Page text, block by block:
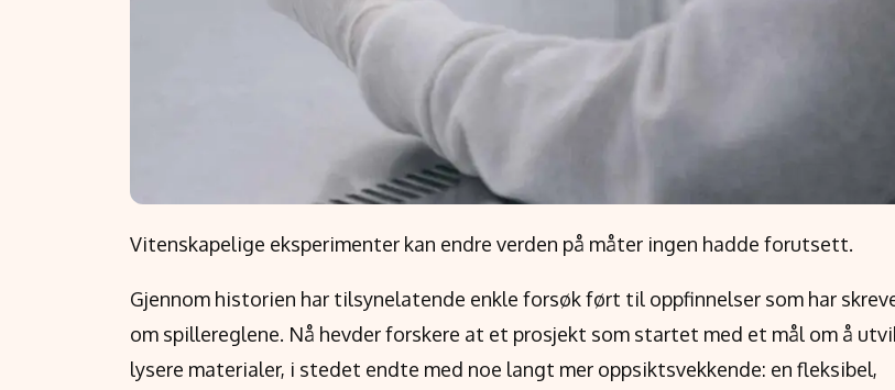
Vitenskapelige eksperimenter kan endre verden på måter ingen hadde forutsett.
Gjennom historien har tilsynelatende enkle forsøk ført til oppfinnelser som har
om spillereglene. Nå hevder forskere at et prosjekt som startet med et mål om å
lysere materialer, i stedet endte med noe langt mer oppsiktsvekkende: en fleksibel,